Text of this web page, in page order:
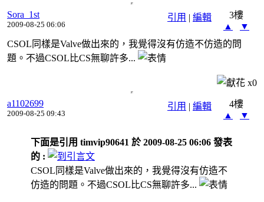
引用 | 編輯
Sora_1st
2009-08-25 06:06
3樓
▲
▼
CSOL同樣是Valve做出來的，我覺得沒有仿造不仿造的問
題。不過CSOL比CS無聊許多...
x0
引用 | 編輯
a1102699
2009-08-25 09:43
4樓
▲
▼
下面是引用 timvip90641 於 2009-08-25 06:06 發表
的 :
CSOL同樣是Valve做出來的，我覺得沒有仿造不
仿造的問題。不過CSOL比CS無聊許多...